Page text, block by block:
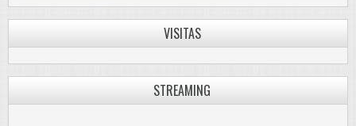
VISITAS
STREAMING